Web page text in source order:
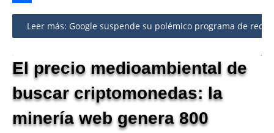
Share
Leer más: Google suspende su polémico programa de
El precio medioambiental de
buscar criptomonedas: la
minería web genera 800